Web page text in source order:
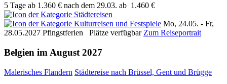
5 Tage ab 1.360 € nach dem 29.03. ab 1.460 €
Mo, 24.05. - Fr,
28.05.2027 Pfingstferien Plätze verfügbar Zum Reiseportrait
Belgien im August 2027
Malerisches Flandern Städtereise nach Brüssel, Gent und Brügge